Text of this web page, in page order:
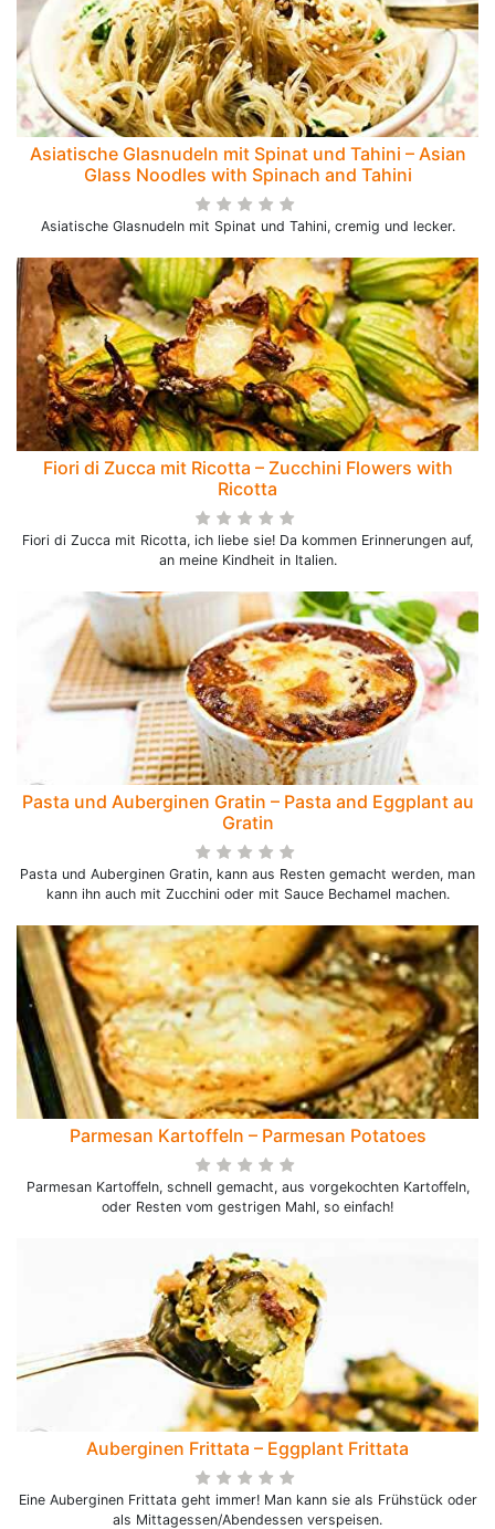
Asiatische Glasnudeln mit Spinat und Tahini – Asian
Glass Noodles with Spinach and Tahini
Asiatische Glasnudeln mit Spinat und Tahini, cremig und lecker.
Fiori di Zucca mit Ricotta – Zucchini Flowers with
Ricotta
Fiori di Zucca mit Ricotta, ich liebe sie! Da kommen Erinnerungen auf,
an meine Kindheit in Italien.
Pasta und Auberginen Gratin – Pasta and Eggplant au
Gratin
Pasta und Auberginen Gratin, kann aus Resten gemacht werden, man
kann ihn auch mit Zucchini oder mit Sauce Bechamel machen.
Parmesan Kartoffeln – Parmesan Potatoes
Parmesan Kartoffeln, schnell gemacht, aus vorgekochten Kartoffeln,
oder Resten vom gestrigen Mahl, so einfach!
Auberginen Frittata – Eggplant Frittata
Eine Auberginen Frittata geht immer! Man kann sie als Frühstück oder
als Mittagessen/Abendessen verspeisen.